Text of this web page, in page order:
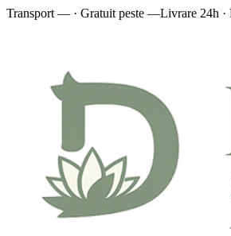
Transport — · Gratuit peste —Livrare 24h ·